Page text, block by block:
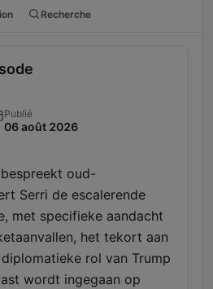
Recherche
Publié
06 août 2026
oud-
Serri de escalerende
met specifieke aandacht
het tekort aan
rol van Trump
wordt ingegaan op